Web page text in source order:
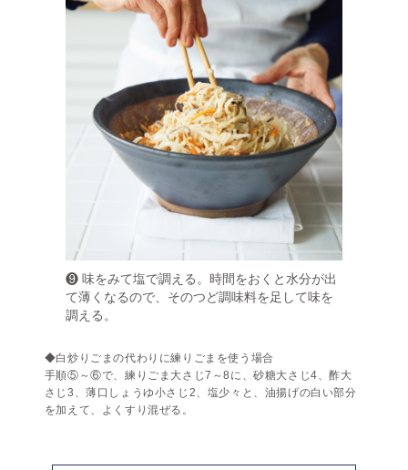
❾ 味をみて塩で調える。時間をおくと水分が出
て薄くなるので、そのつど調味料を足して味を
調える。
◆白炒りごまの代わりに練りごまを使う場合
手順⑤～⑥で、練りごま大さじ7～8に、砂糖大さじ4、酢大
さじ3、薄口しょうゆ小さじ2、塩少々と、油揚げの白い部分
を加えて、よくすり混ぜる。